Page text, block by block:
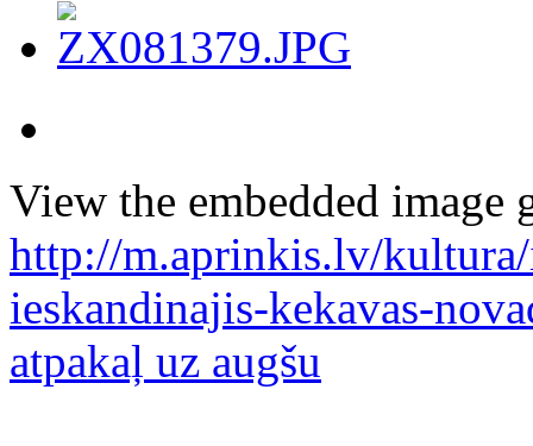
View the embedded image
http://m.aprinkis.lv/
ieskandinajis-kekavas-
atpakaļ uz augšu